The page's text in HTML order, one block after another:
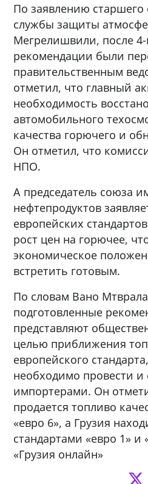
По заявлению старшего
службы защиты
Мегрелишвили, после
рекомендации были
правительственным
отметил, что главный
необходимость
автомобильного
качества горючего и
Он отметил, что
НПО.
А председатель союза
нефтепродуктов
европейских
рост цен на горючее,
экономическое
встретить готовым.
По словам Вано
подготовленные
представляют
целью приближения
европейского
необходимо провести
импортерами. Он
продается топливо
«евро 6», а Грузия
стандартами «евро 1» и
«Грузия онлайн»